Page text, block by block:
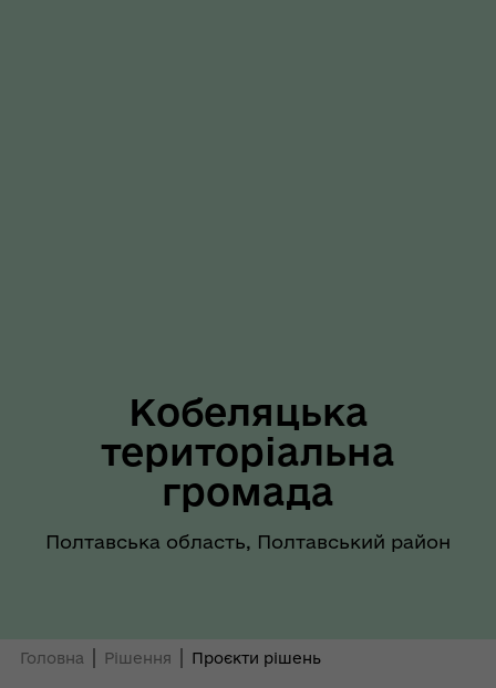
Кобеляцька
територіальна
громада
Полтавська область, Полтавський район
Головна Рішення Проєкти рішень